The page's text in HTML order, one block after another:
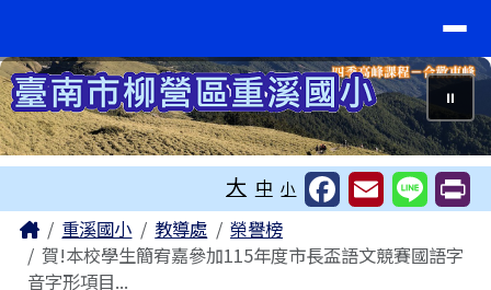
⏸
大 中 小
主內容區域
Home重溪國小 教導處
榮譽榜
賀!本校學生簡宥嘉參加115年度市長盃語文競賽國語字
音字形項目...
頁尾區域